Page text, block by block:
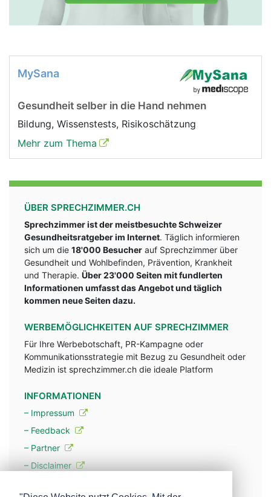
MySana
Gesundheit selber in die Hand nehmen
Bildung, Wissenstests, Risikoschätzung
Mehr zum Thema
ÜBER SPRECHZIMMER.CH
Sprechzimmer ist der meistbesuchte Schweizer
Gesundheitsratgeber im Internet. Täglich informieren
sich um die 18'000 Besucher auf Sprechzimmer über
Gesundheit und Wohlbefinden, Prävention, Krankheit
und Therapie. Über 23'000 Seiten mit fundlerten
Informationen umfasst das Angebot und täglich
kommen neue Seiten dazu.
WERBEMÖGLICHKEITEN AUF SPRECHZIMMER
Für Ihre Werbebotschaft, PR-Kampagne oder
Kommunikationsstrategie mit Bezug zu Gesundheit oder
Medizin ist sprechzimmer.ch die ideale Platform
INFORMATIONEN
– Impressum
– Feedback
– Partner
– Disclaimer